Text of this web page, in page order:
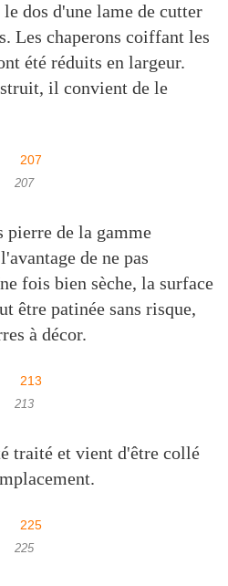
dos d'une lame de cutter
Les chaperons coiffant les
été réduits en largeur.
il convient de le
207
de la gamme
de ne pas
fois bien sèche, la surface
être patinée sans risque,
à décor.
213
traité et vient d'être collé
225